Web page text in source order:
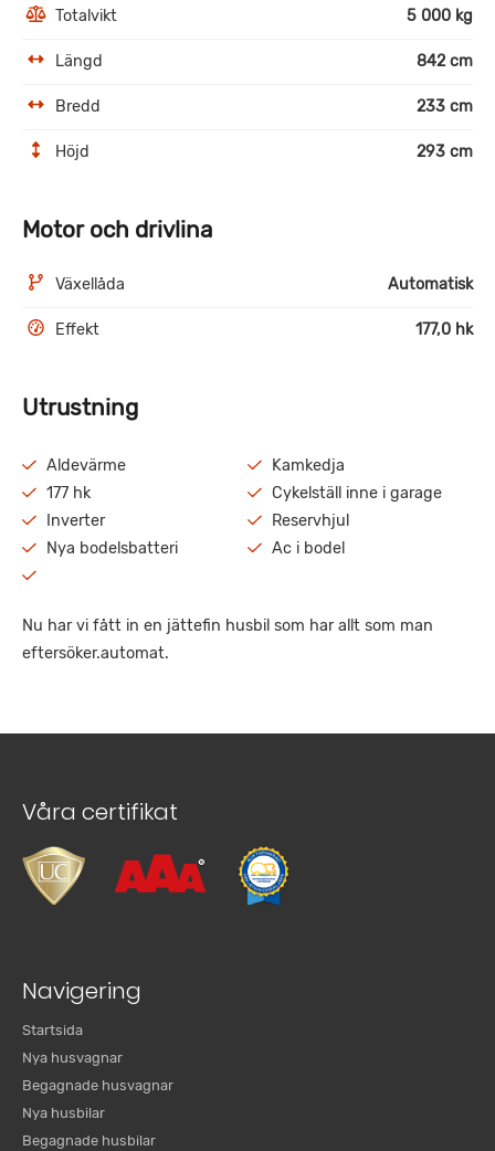
Totalvikt 5 000 kg
Längd 842 cm
Bredd 233 cm
Höjd 293 cm
Motor och drivlina
Växellåda Automatisk
Effekt 177,0 hk
Utrustning
Aldevärme
Kamkedja
177 hk
Cykelställ inne i garage
Inverter
Reservhjul
Nya bodelsbatteri
Ac i bodel
Nu har vi fått in en jättefin husbil som har allt som man
eftersöker.automat.
Våra certifikat
Navigering
Startsida
Nya husvagnar
Begagnade husvagnar
Nya husbilar
Begagnade husbilar